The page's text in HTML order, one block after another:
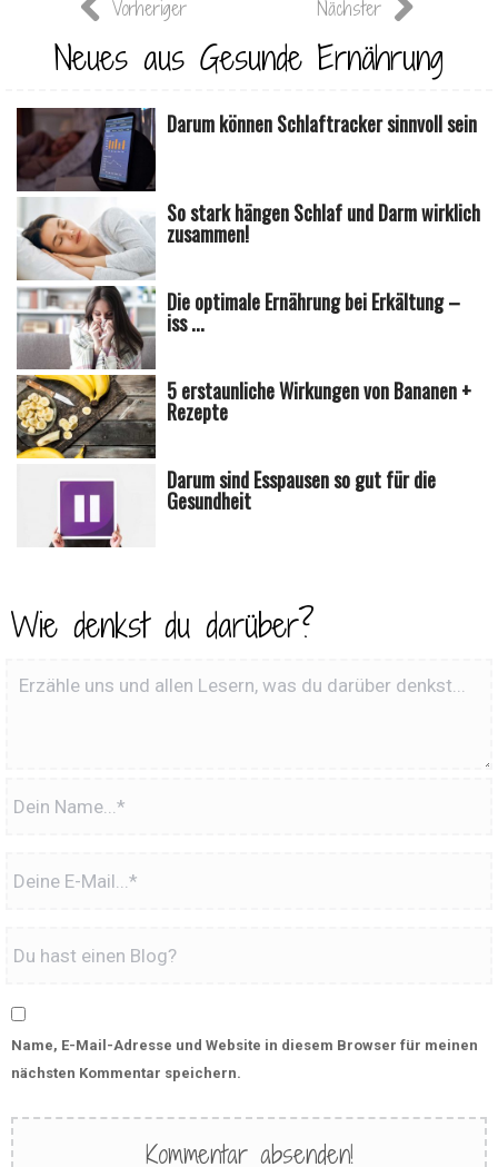
Vorheriger Nächster
Neues aus Gesunde Ernährung
Darum können Schlaftracker sinnvoll sein
So stark hängen Schlaf und Darm wirklich
zusammen!
Die optimale Ernährung bei Erkältung –
iss ...
5 erstaunliche Wirkungen von Bananen +
Rezepte
Darum sind Esspausen so gut für die
Gesundheit
Wie denkst du darüber?
Name, E-Mail-Adresse und Website in diesem Browser für meinen
nächsten Kommentar speichern.